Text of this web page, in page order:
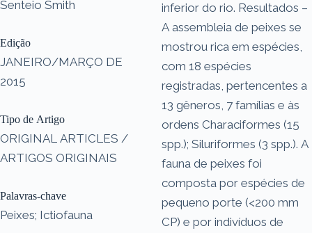
Senteio Smith
Edição
JANEIRO/MARÇO DE
2015
Tipo de Artigo
ORIGINAL ARTICLES /
ARTIGOS ORIGINAIS
Palavras-chave
Peixes; Ictiofauna
inferior do rio. Resultados –
A assembleia de peixes se
mostrou rica em espécies,
com 18 espécies
registradas, pertencentes a
13 gêneros, 7 famílias e às
ordens Characiformes (15
spp.); Siluriformes (3 spp.). A
fauna de peixes foi
composta por espécies de
pequeno porte (<200 mm
CP) e por indivíduos de